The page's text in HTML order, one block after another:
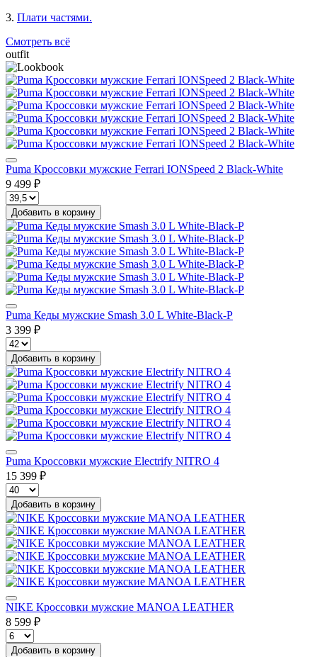
3. Плати частями.
Смотреть всё
outfit
Puma Кроссовки мужские Ferrari IONSpeed 2 Black-White
9 499 ₽
Добавить в корзину
Puma Кеды мужские Smash 3.0 L White-Black-P
3 399 ₽
Добавить в корзину
Puma Кроссовки мужские Electrify NITRO 4
15 399 ₽
Добавить в корзину
NIKE Кроссовки мужские MANOA LEATHER
8 599 ₽
Добавить в корзину